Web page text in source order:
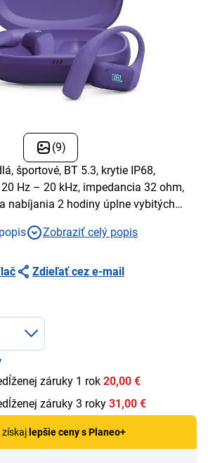
(9)
športové, BT 5.3, krytie IP68,
Hz – 20 kHz, impedancia 32 ohm,
nabíjania 2 hodiny úplne vybitých
Zobraziť celý popis
Zdieľať cez e-mail
záruky 1 rok 20,00 €
záruky 3 roky 31,00 €
získaj lepšie ceny s Planeo+